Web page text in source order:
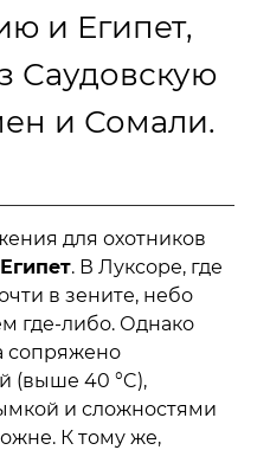
и Египет,
Саудовскую
и Сомали.
для охотников
Египет. В Луксоре, где
в зените, небо
где-либо. Однако
сопряжено
(выше 40 °C),
и сложностями
К тому же,